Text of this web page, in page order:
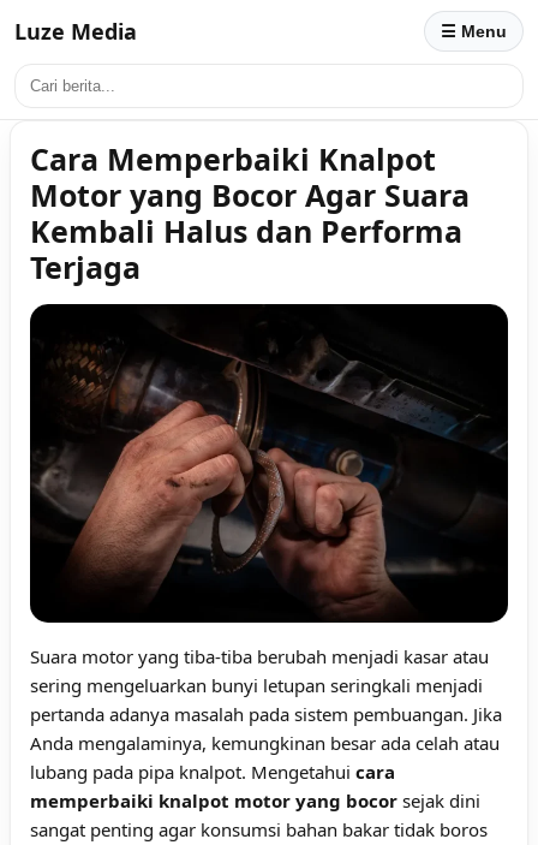
Luze Media ☰ Menu
Cara Memperbaiki Knalpot
Motor yang Bocor Agar Suara
Kembali Halus dan Performa
Terjaga
Suara motor yang tiba-tiba berubah menjadi kasar atau
sering mengeluarkan bunyi letupan seringkali menjadi
pertanda adanya masalah pada sistem pembuangan. Jika
Anda mengalaminya, kemungkinan besar ada celah atau
lubang pada pipa knalpot. Mengetahui cara
memperbaiki knalpot motor yang bocor sejak dini
sangat penting agar konsumsi bahan bakar tidak boros